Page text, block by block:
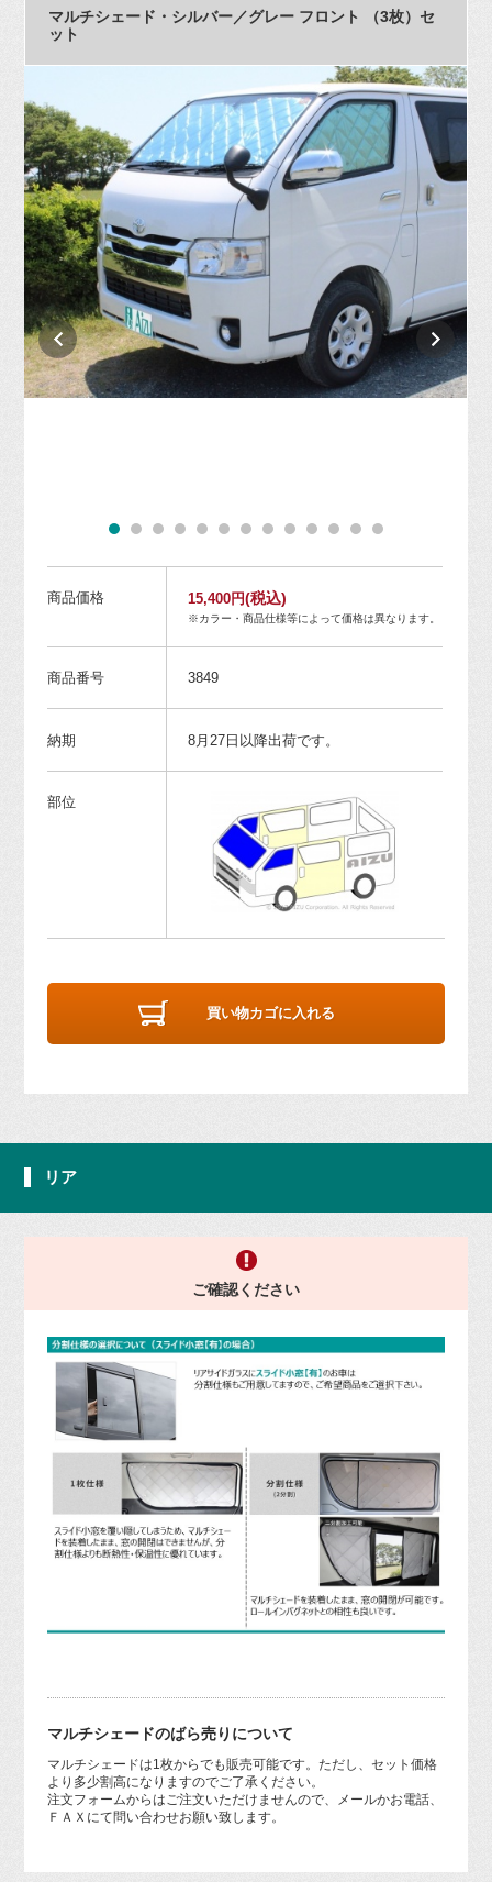
マルチシェード・シルバー／グレー フロント （3枚）セ
ット
商品価格 15,400円(税込)
※カラー・商品仕様等によって価格は異なります。
商品番号 3849
納期 8月27日以降出荷です。
部位
買い物カゴに入れる
リア
ご確認ください
マルチシェードのばら売りについて
マルチシェードは1枚からでも販売可能です。ただし、セット価格
より多少割高になりますのでご了承ください。
注文フォームからはご注文いただけませんので、メールかお電話、
ＦＡＸにて問い合わせお願い致します。